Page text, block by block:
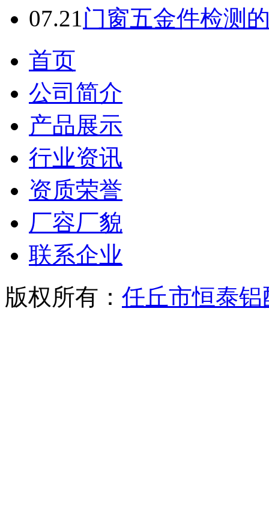
07.21门窗五金件检测
首页
公司简介
产品展示
行业资讯
资质荣誉
厂容厂貌
联系企业
版权所有： 任丘市恒泰铝